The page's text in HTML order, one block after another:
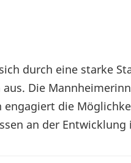
durch eine starke
Die
die
an der